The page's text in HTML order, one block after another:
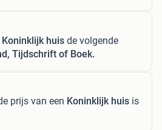
Koninklijk huis de volgende
Tijdschrift of Boek.
prijs van een Koninklijk huis is